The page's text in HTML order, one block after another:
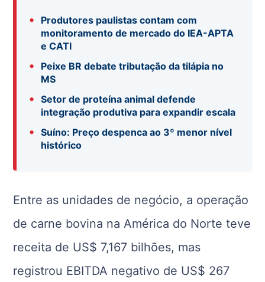
•
Produtores paulistas contam com
monitoramento de mercado do IEA-APTA
e CATI
•
Peixe BR debate tributação da tilápia no
MS
•
Setor de proteína animal defende
integração produtiva para expandir escala
•
Suíno: Preço despenca ao 3º menor nível
histórico
Entre as unidades de negócio, a operação
de carne bovina na América do Norte teve
receita de US$ 7,167 bilhões, mas
registrou EBITDA negativo de US$ 267